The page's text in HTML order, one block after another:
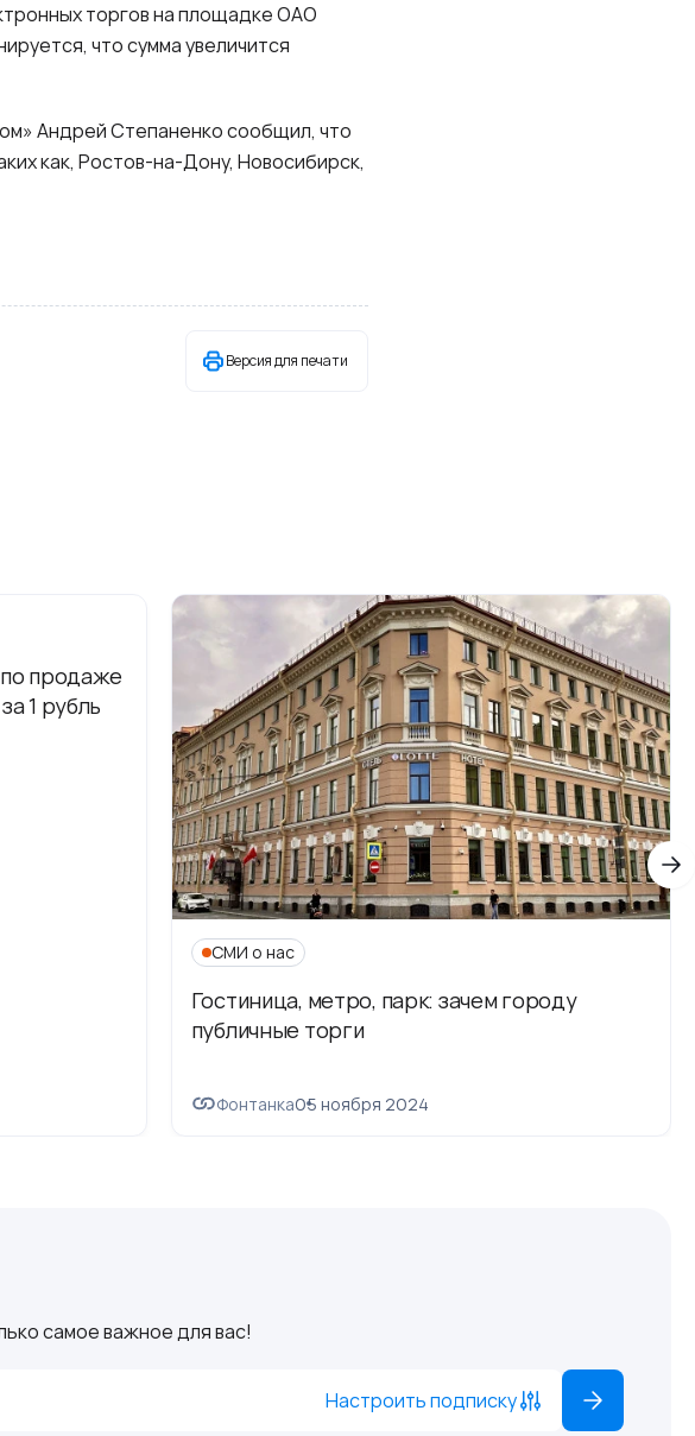
торгов на площадке ОАО
что сумма увеличится
Андрей Степаненко сообщил, что
как, Ростов-на-Дону, Новосибирск,
Версия для печати
продаже
1 рубль
СМИ о нас
Гостиница, метро, парк: зачем городу
публичные торги
Фонтанка05 ноября 2024
самое важное для вас!
Настроить подписку